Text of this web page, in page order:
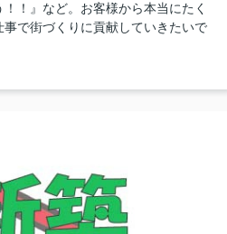
！』など。お客様から本当にたく
で街づくりに貢献していきたいで